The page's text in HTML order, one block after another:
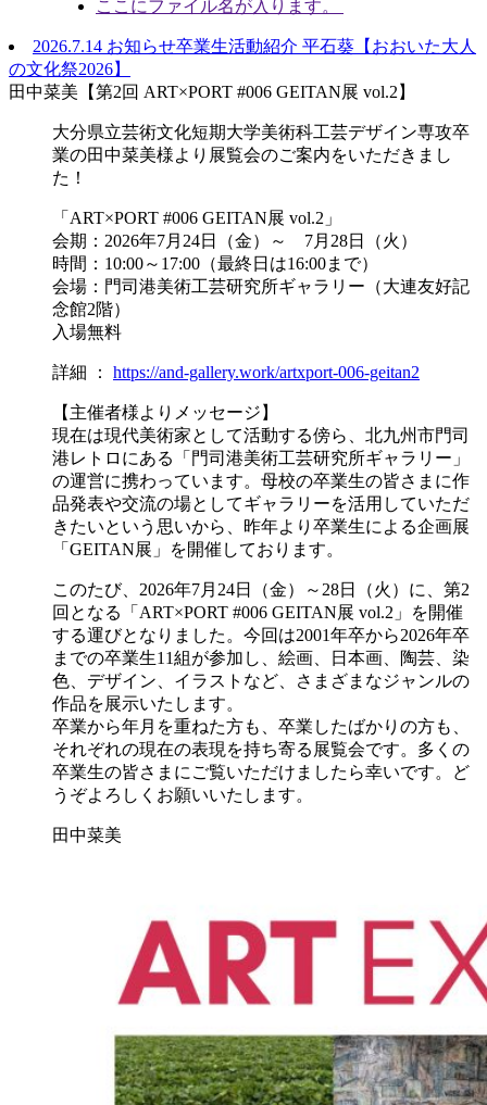
ここにファイル名が入ります。
2026.7.14 お知らせ卒業生活動紹介 平石葵【おおいた大人
の文化祭2026】
田中菜美【第2回 ART×PORT #006 GEITAN展 vol.2】
大分県立芸術文化短期大学美術科工芸デザイン専攻卒
業の田中菜美様より展覧会のご案内をいただきまし
た！
「ART×PORT #006 GEITAN展 vol.2」
会期：2026年7月24日（金）～ 7月28日（火）
時間：10:00～17:00（最終日は16:00まで）
会場：門司港美術工芸研究所ギャラリー（大連友好記
念館2階）
入場無料
詳細 ： https://and-gallery.work/artxport-006-geitan2
【主催者様よりメッセージ】
現在は現代美術家として活動する傍ら、北九州市門司
港レトロにある「門司港美術工芸研究所ギャラリー」
の運営に携わっています。母校の卒業生の皆さまに作
品発表や交流の場としてギャラリーを活用していただ
きたいという思いから、昨年より卒業生による企画展
「GEITAN展」を開催しております。
このたび、2026年7月24日（金）～28日（火）に、第2
回となる「ART×PORT #006 GEITAN展 vol.2」を開催
する運びとなりました。今回は2001年卒から2026年卒
までの卒業生11組が参加し、絵画、日本画、陶芸、染
色、デザイン、イラストなど、さまざまなジャンルの
作品を展示いたします。
卒業から年月を重ねた方も、卒業したばかりの方も、
それぞれの現在の表現を持ち寄る展覧会です。多くの
卒業生の皆さまにご覧いただけましたら幸いです。ど
うぞよろしくお願いいたします。
田中菜美